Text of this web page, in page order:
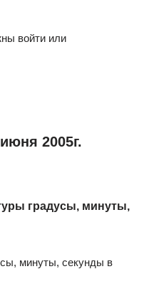
войти или
2005г.
градусы, минуты,
минуты, секунды в